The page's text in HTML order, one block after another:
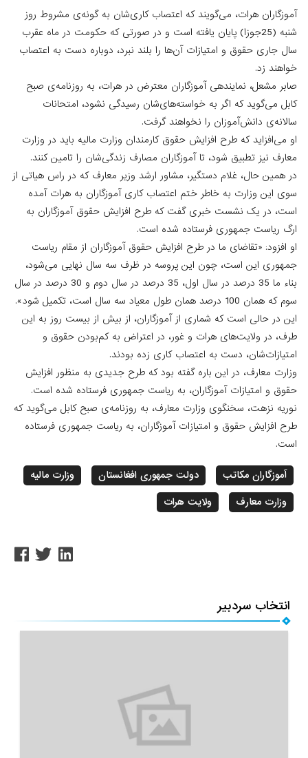
آموزگاران هرات، می‌گویند که اعتصاب کاری‌شان به گونه‌ی مشروط روز
شنبه (25جوزا) پایان یافته است و در صورتی که حکومت در ماه عقرب
سال جاری حقوق و امتیازات آن‌ها را بلند نبرد، دوباره دست به اعتصاب
خواهند زد.
صابر مشعل، نمایندهی آموزگاران معترض در هرات، به روزنامه‌ی صبح
کابل می‌گوید که اگر به خواسته‌های‌شان رسیدگی نشود، امتحانات
سالانه‌ی دانش‌آموزان را نخواهند گرفت.
او می‌افزاید که طرح افزایش حقوق کارمندان وزارت مالیه باید در وزارت
معارف نیز تطبیق شود، تا آموزگاران مصارف زندگی‌شان را تامین کنند.
در همین حال، غلام دستگیر، مشاور ارشد وزیر معارف که در راس هیاتی از
سوی این وزارت به خاطر ختم اعتصاب کاری آموزگاران به هرات آمده
است، در یک نشست خبری گفت که طرح افزایش حقوق آموزگاران به
ارگ ریاست جمهوری فرستاده شده است.
او افزود: «تقاضای ما در طرح افزایش حقوق آموزگاران از مقام ریاست
جمهوری این است، چون این پروسه در ظرف سه سال نهایی می‌شود،
بناء ما 35 درصد در سال اول، 35 درصد در سال دوم و 30 درصد در سال
سوم که همان 100 درصد همان طول معیاد سه سال است، تکمیل شود».
این در حالی است که شماری از آموزگاران، از بیش از بیست روز به این
طرف، در ولایت‌های هرات و غور، در اعتراض به کم‌بودن حقوق و
امتیازات‌شان، دست به اعتصاب کاری زده بودند.
وزارت معارف، در این باره گفته بود که طرح جدیدی به منظور افزایش
حقوق و امتیازات آموزگاران، به ریاست جمهوری فرستاده شده است.
نوریه نزهت، سخنگوی وزارت معارف، به روزنامه‌ی صبح کابل می‌گوید که
طرح افزایش حقوق و امتیازات آموزگاران، به ریاست جمهوری فرستاده
است.
آموزگاران مکاتب دولت جمهوری افغانستان
وزارت مالیه
وزارت معارف
ولایت هرات
انتخاب سردبیر